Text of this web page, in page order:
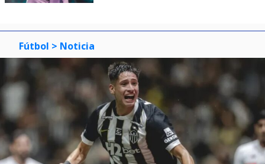
Fútbol > Noticia